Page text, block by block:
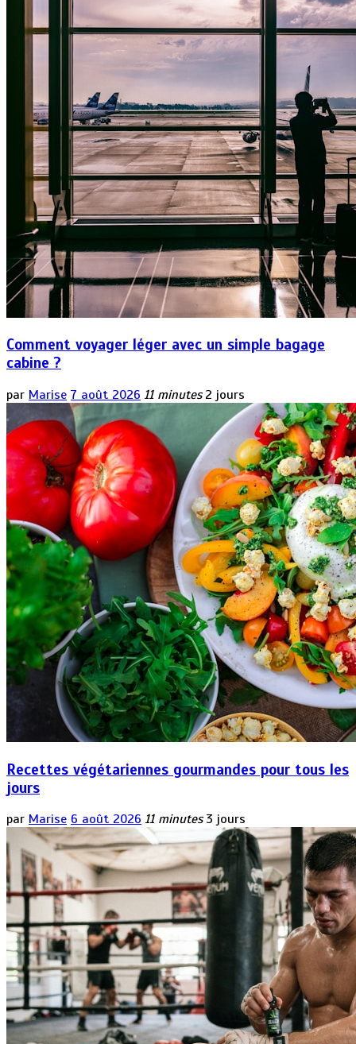
Comment voyager léger avec un simple bagage
cabine ?
par Marise 7 août 2026 11 minutes 2 jours
Recettes végétariennes gourmandes pour tous les
jours
par Marise 6 août 2026 11 minutes 3 jours